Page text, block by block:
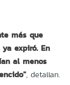
más que
expiró. En
al menos
, detallan.